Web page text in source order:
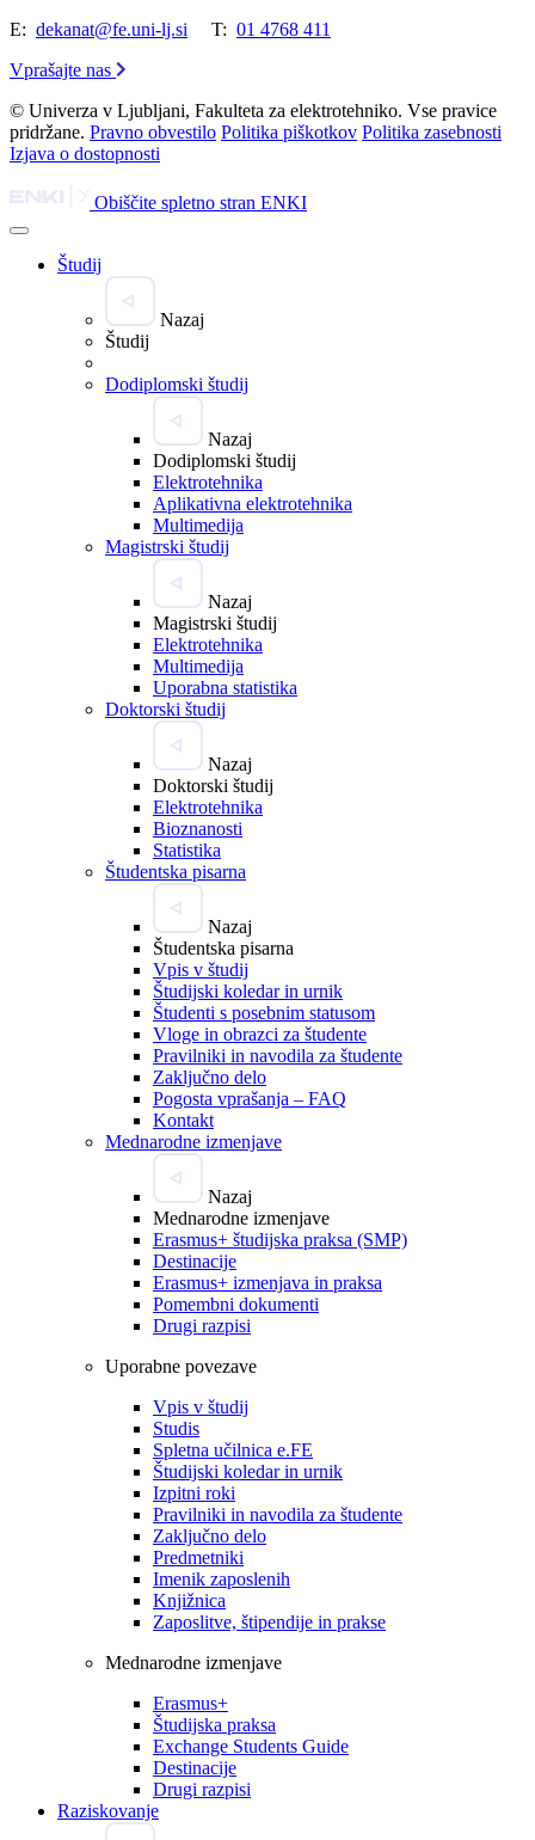
E: dekanat@fe.uni-lj.si T: 01 4768 411
Vprašajte nas
© Univerza v Ljubljani, Fakulteta za elektrotehniko. Vse pravice
pridržane. Pravno obvestilo Politika piškotkov Politika zasebnosti
Izjava o dostopnosti
Obiščite spletno stran ENKI
Študij
Nazaj
Študij
Dodiplomski študij
Nazaj
Dodiplomski študij
Elektrotehnika
Aplikativna elektrotehnika
Multimedija
Magistrski študij
Nazaj
Magistrski študij
Elektrotehnika
Multimedija
Uporabna statistika
Doktorski študij
Nazaj
Doktorski študij
Elektrotehnika
Bioznanosti
Statistika
Študentska pisarna
Nazaj
Študentska pisarna
Vpis v študij
Študijski koledar in urnik
Študenti s posebnim statusom
Vloge in obrazci za študente
Pravilniki in navodila za študente
Zaključno delo
Pogosta vprašanja – FAQ
Kontakt
Mednarodne izmenjave
Nazaj
Mednarodne izmenjave
Erasmus+ študijska praksa (SMP)
Destinacije
Erasmus+ izmenjava in praksa
Pomembni dokumenti
Drugi razpisi
Uporabne povezave
Vpis v študij
Studis
Spletna učilnica e.FE
Študijski koledar in urnik
Izpitni roki
Pravilniki in navodila za študente
Zaključno delo
Predmetniki
Imenik zaposlenih
Knjižnica
Zaposlitve, štipendije in prakse
Mednarodne izmenjave
Erasmus+
Študijska praksa
Exchange Students Guide
Destinacije
Drugi razpisi
Raziskovanje